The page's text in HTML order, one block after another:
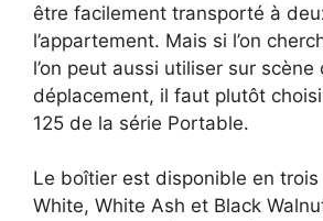
être facilement transporté à
l’appartement. Mais si l’on
l’on peut aussi utiliser sur scène
déplacement, il faut plutôt
125 de la série Portable.
Le boîtier est disponible en trois
White, White Ash et Black